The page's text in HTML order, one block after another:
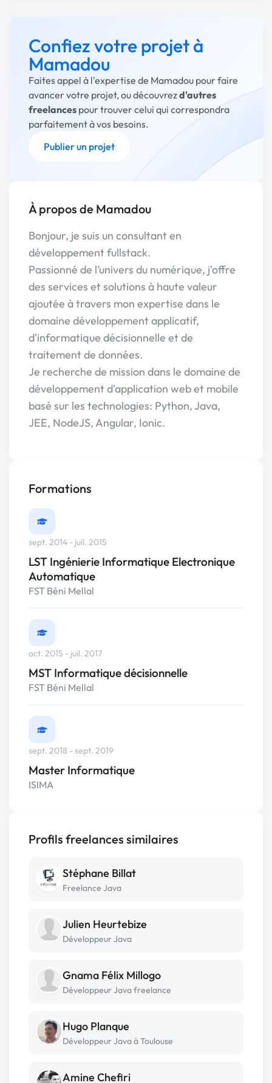
Confiez votre projet à
Mamadou
Faites appel à l'expertise de Mamadou pour faire
avancer votre projet, ou découvrezd'autres
freelances pour trouver celui qui correspondra
parfaitement à vos besoins.
Publier un projet
À propos de Mamadou
Bonjour, je suis un consultant en
développement fullstack.
Passionné de l’univers du numérique, j'offre
des services et solutions à haute valeur
ajoutée à travers mon expertise dans le
domaine développement applicatif,
d'informatique décisionnelle et de
traitement de données.
Je recherche de mission dans le domaine de
développement d'application web et mobile
basé sur les technologies: Python, Java,
JEE, NodeJS, Angular, Ionic.
Formations
sept. 2014 - juil. 2015
LST Ingénierie Informatique Electronique
Automatique
FST Béni Mellal
oct. 2015 - juil. 2017
MST Informatique décisionnelle
FST Béni Mellal
sept. 2018 - sept. 2019
Master Informatique
ISIMA
Profils freelances similaires
Stéphane Billat
Freelance Java
Julien Heurtebize
Développeur Java
Gnama Félix Millogo
Développeur Java freelance
Hugo Planque
Développeur Java à Toulouse
Amine Chefiri